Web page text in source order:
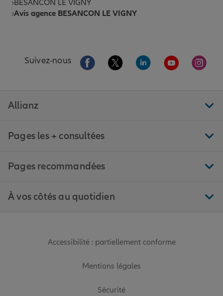
BESANCON LE VIGNY
Avis agence BESANCON LE VIGNY
Suivez-nous Aller sur la page Facebook de Allianz
Aller sur la page Twitter de
Aller sur la page
Aller sur la
Aller
Allianz
Pages les + consultées
Pages recommandées
À vos côtés au quotidien
Accessibilité : partiellement conforme
Mentions légales
Sécurité